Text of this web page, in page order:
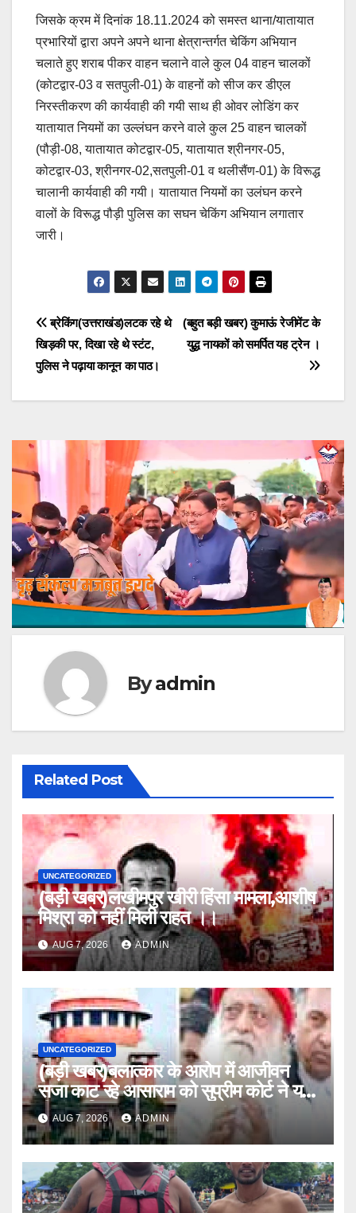
जिसके क्रम में दिनांक 18.11.2024 को समस्त थाना/यातायात
प्रभारियों द्वारा अपने अपने थाना क्षेत्रान्तर्गत चेकिंग अभियान
चलाते हुए शराब पीकर वाहन चलाने वाले कुल 04 वाहन चालकों
(कोटद्वार-03 व सतपुली-01) के वाहनों को सीज कर डीएल
निरस्तीकरण की कार्यवाही की गयी साथ ही ओवर लोडिंग कर
यातायात नियमों का उल्लंघन करने वाले कुल 25 वाहन चालकों
(पौड़ी-08, यातायात कोटद्वार-05, यातायात श्रीनगर-05,
कोटद्वार-03, श्रीनगर-02,सतपुली-01 व थलीसैंण-01) के विरूद्ध
चालानी कार्यवाही की गयी। यातायात नियमों का उलंघन करने
वालों के विरूद्ध पौड़ी पुलिस का सघन चेकिंग अभियान लगातार
जारी।
Post
navigation
(बहुत बड़ी खबर) कुमाऊं रेजीमेंट के
युद्ध नायकों को समर्पित यह ट्रेन ।
ब्रेकिंग(उत्तराखंड)लटक रहे थे
खिड़की पर, दिखा रहे थे स्टंट,
पुलिस ने पढ़ाया कानून का पाठ।
Byadmin
Related Post
UNCATEGORIZED
(बड़ी खबर)लखीमपुर खीरी हिंसा मामला,आशीष
मिश्रा को नहीं मिली राहत ।।
AUG 7, 2026 ADMIN
UNCATEGORIZED
(बड़ी खबर)बलात्कार के आरोप में आजीवन
सजा काट रहे आसाराम को सुप्रीम कोर्ट ने यह
दी अनुमति।।
AUG 7, 2026 ADMIN